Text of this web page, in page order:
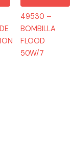
49530 –
BOMBILLA
FLOOD
50W/7